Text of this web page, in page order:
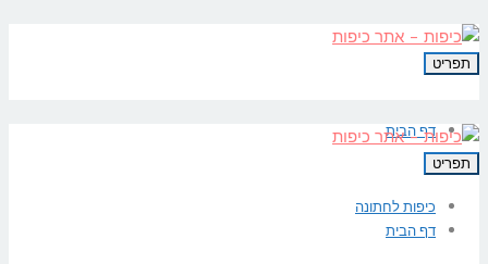
תפריט
דף הבית
כיפות לחתונה
תפריט
דף הבית